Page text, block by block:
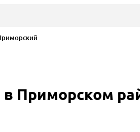
Приморском